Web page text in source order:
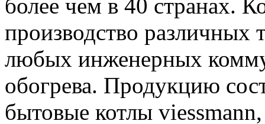
более чем в 40 странах.
производство различных
любых инженерных
обогрева. Продукцию
бытовые котлы